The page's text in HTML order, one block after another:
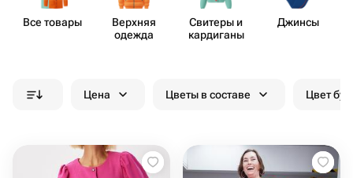
Все товары
Верхняя
одежда
Свитеры и
кардиганы
Джинсы
Цена Цветы в составе Цвет